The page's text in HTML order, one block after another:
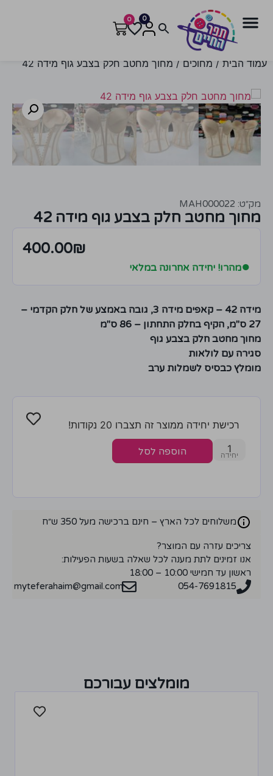
0
0
עמוד הבית / מחוכים / מחוך מחטב חלק בצבע גוף מידה 42
מק״ט: MAH000022
מחוך מחטב חלק בצבע גוף מידה 42
400.00₪
●מהרו! יחידה אחרונה במלאי
מידה 42 – קאפים מידה 3, גובה באמצע של חלק הקדמי –
27 ס"מ, הקיף בחלק התחתון – 86 ס"מ
מחוך מחטב חלק בצבע גוף
סגירה עם לולאות
מומלץ כבסיס לשמלות ערב
רכישת יחידה ממוצר זה תצברו 20 נקודות!
1
הוספה לסל
משלוחים לכל הארץ – חינם ברכישה מעל 350 ש״ח
צריכים עזרה עם המוצר?
אנו זמינים לתת מענה לכל שאלה בשעות הפעילות:
ראשון עד חמישי 10:00 – 18:00
054-7691815
myteferahaim@gmail.com
מומלצים עבורכם